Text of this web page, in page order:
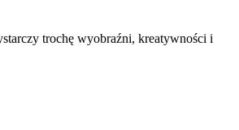
trochę wyobraźni, kreatywności i